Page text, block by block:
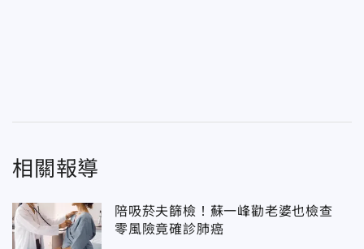
相關報導
陪吸菸夫篩檢！蘇一峰勸老婆也檢查
零風險竟確診肺癌